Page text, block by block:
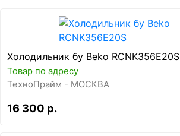
Холодильник бу Beko RCNK356E20S
Товар по адресу
ТехноПрайм - МОСКВА
16 300 р.